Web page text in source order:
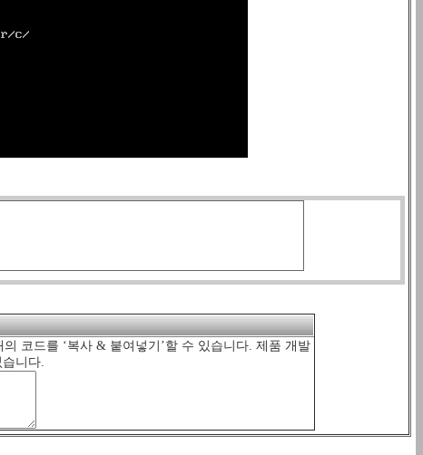
코드를 ‘복사 & 붙여넣기’할 수 있습니다. 제품 개발
니다.